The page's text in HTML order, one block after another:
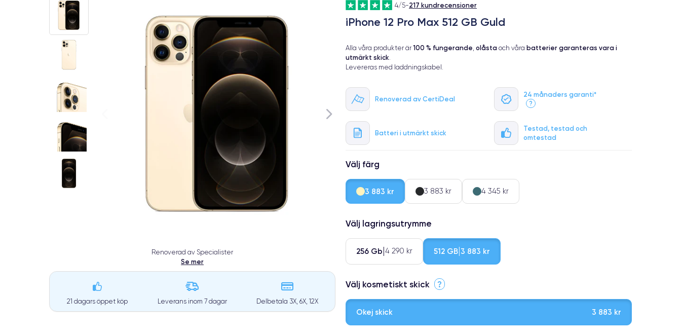
Renoverad av Specialister
Se mer
21 dagars öppet köp Leverans inom 7 dagar Delbetala 3X, 6X, 12X
4/5-217 kundrecensioner
iPhone 12 Pro Max 512 GB Guld
Alla våra produkter är 100 % fungerande olåsta och våra batterier garanteras vara i
utmärkt skick
Levereras med laddningskabel.
Renoverad av CertiDeal
24 månaders garanti*
?
Batteri i utmärkt skick
Testad, testad och
omtestad
Välj färg
3 883 kr 3 883 kr 4 345 kr
Välj lagringsutrymme
256 Gb 4 290 kr 512 GB 3 883 kr
Välj kosmetiskt skick ?
Okej skick 3 883 kr